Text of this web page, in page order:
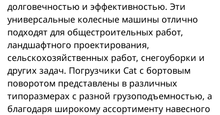
долговечностью и эффективностью. Эти
универсальные колесные машины отлично
подходят для общестроительных работ,
ландшафтного проектирования,
сельскохозяйственных работ, снегоуборки и
других задач. Погрузчики Cat с бортовым
поворотом представлены в различных
типоразмерах с разной грузоподъемностью, а
благодаря широкому ассортименту навесного